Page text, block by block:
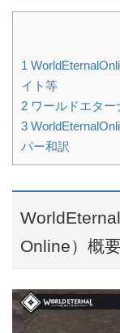
1
イト等
2 ワールドエタ
3
パー和訳
Online）概